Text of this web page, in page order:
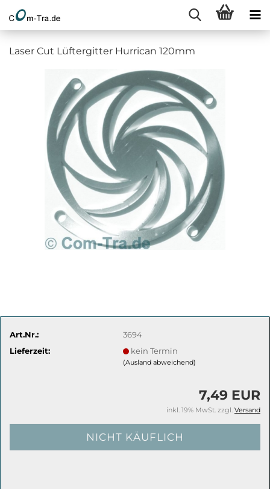
Laser Cut Lüftergitter Hurrican 120mm
Art.Nr.:
3694
Lieferzeit:
kein Termin
(Ausland abweichend)
7,49 EUR
inkl. 19% MwSt. zzgl. Versand